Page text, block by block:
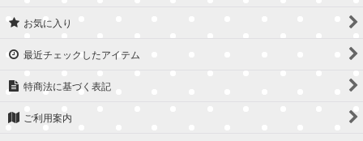
お気に入り
最近チェックしたアイテム
特商法に基づく表記
ご利用案内